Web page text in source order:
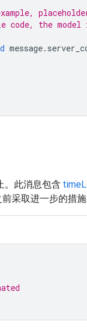
the model
message.
。此消息包含
采取进一步的措施